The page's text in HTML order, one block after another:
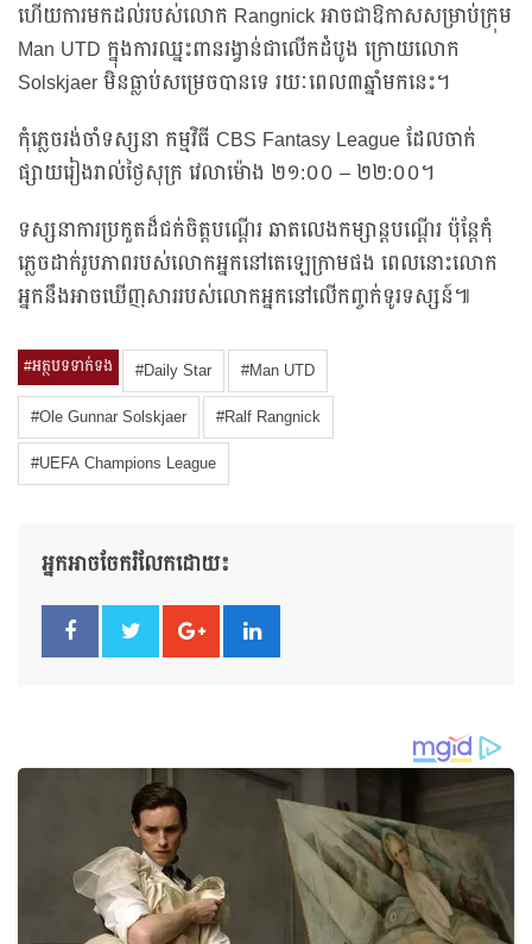
ហើយការមកដល់របស់លោក Rangnick អាចជាឱកាសសម្រាប់ក្រុម
Man UTD ក្នុងការឈ្នះពានរង្វាន់ជាលើកដំបូង ក្រោយលោក
Solskjaer មិនធ្លាប់សម្រេចបានទេ រយៈពេល៣ឆ្នាំមកនេះ។
កុំភ្លេចរង់ចាំទស្សនា កម្មវិធី CBS Fantasy League ដែលចាក់
ផ្សាយរៀងរាល់ថ្ងៃសុក្រ វេលាម៉ោង ២១:០០ – ២២:០០។
ទស្សនាការប្រកួតដ៏ជក់ចិត្តបណ្តើរ ឆាតលេងកម្សាន្តបណ្តើរ ប៉ុន្តែកុំ
ភ្លេចដាក់រូបភាពរបស់លោកអ្នកនៅតេឡេក្រាមផង ពេលនោះលោក
អ្នកនឹងអាចឃើញសាររបស់លោកអ្នកនៅលើកញ្ចក់ទូរទស្សន៍៕
#អត្ថបទទាក់ទង #Daily Star
#Man UTD
#Ole Gunnar Solskjaer
#Ralf Rangnick
#UEFA Champions League
អ្នកអាចចែករំលែកដោយ៖